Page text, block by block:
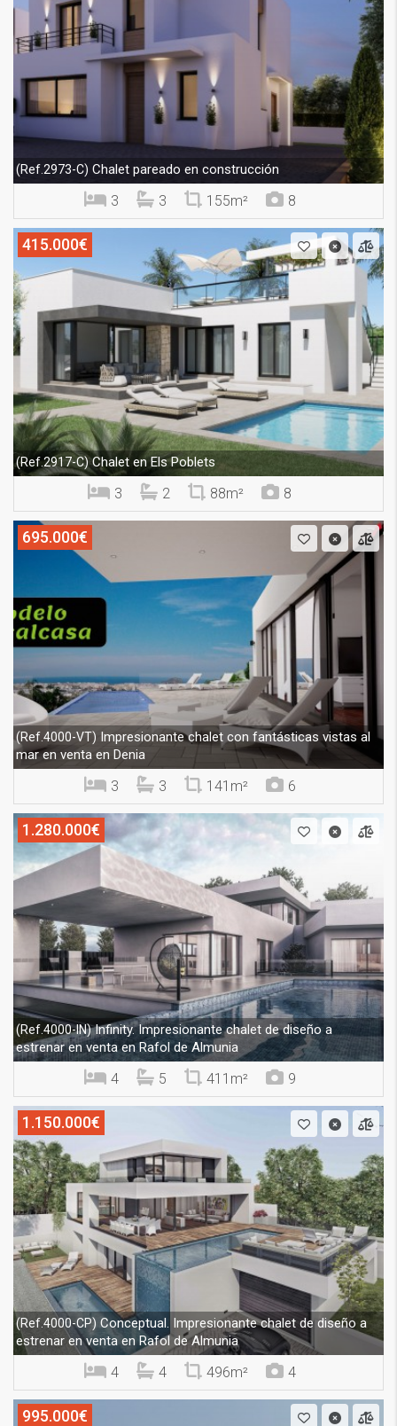
(Ref.2973-C) Chalet pareado en construcción
3 3 155m² 8
415.000€
(Ref.2917-C)Chalet en Els Poblets
3 2 88m² 8
695.000€
(Ref.4000-VT) Impresionante chalet con fantásticas vistas al
mar en venta en Denia
3 3 141m² 6
1.280.000€
(Ref.4000-IN)Infinity. Impresionante chalet de diseño a
estrenar en venta en Rafol de Almunia
4 5 411m² 9
1.150.000€
(Ref.4000-CP) Conceptual. Impresionante chalet de diseño a
estrenar en venta en Rafol de Almunia
4 4 496m² 4
995.000€